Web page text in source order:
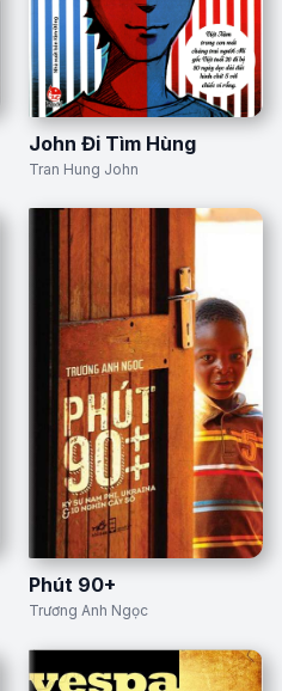
John Đi Tìm Hùng
Tran Hung John
Phút 90+
Trương Anh Ngọc